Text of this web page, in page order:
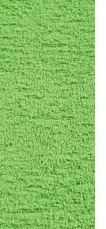
цел.
"Добави в
броя
цел.
"Добави в
броя
цел.
"Добави в
броя